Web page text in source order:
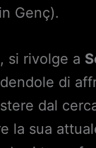
Genç).
si rivolge a
di
dal
la sua